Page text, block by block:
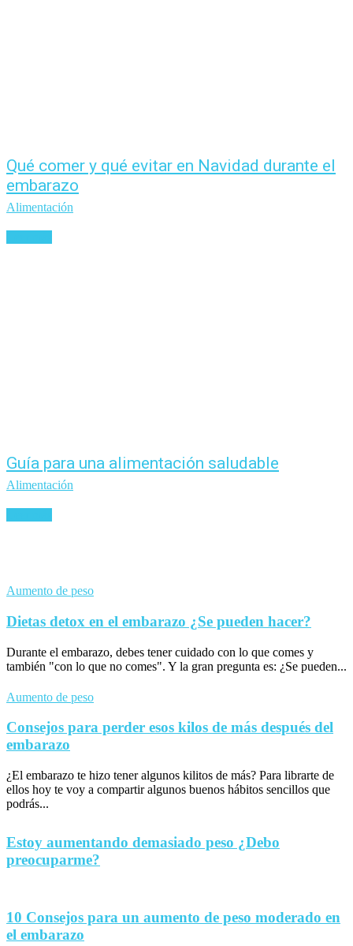
Qué comer y qué evitar en Navidad durante el
embarazo
Alimentación
Guía para una alimentación saludable
Alimentación
Aumento de peso
Dietas detox en el embarazo ¿Se pueden hacer?
Durante el embarazo, debes tener cuidado con lo que comes y
también "con lo que no comes". Y la gran pregunta es: ¿Se pueden...
Aumento de peso
Consejos para perder esos kilos de más después del
embarazo
¿El embarazo te hizo tener algunos kilitos de más? Para librarte de
ellos hoy te voy a compartir algunos buenos hábitos sencillos que
podrás...
Estoy aumentando demasiado peso ¿Debo
preocuparme?
10 Consejos para un aumento de peso moderado en
el embarazo